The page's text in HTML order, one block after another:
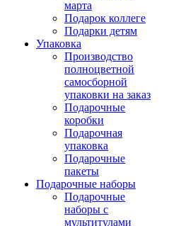
марта
Подарок коллеге
Подарки детям
Упаковка
Производство
полноцветной
самосборной
упаковки на заказ
Подарочные
коробки
Подарочная
упаковка
Подарочные
пакеты
Подарочные наборы
Подарочные
наборы с
мультитулами